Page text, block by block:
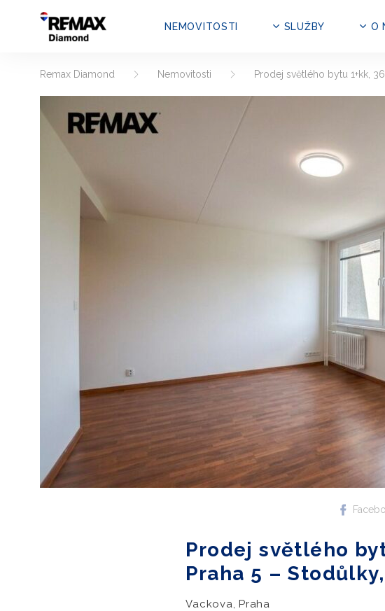
NEMOVITOSTI SLUŽBY O
Remax Diamond Nemovitosti Prodej světlého bytu 1+kk,
Prodej světlého
Praha 5 –
Vackova, Praha